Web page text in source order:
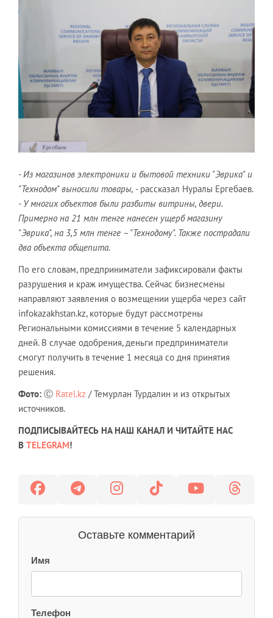
- Из магазинов электроники и бытовой техники "Эврика" и
"Технодом" выносили товары, - рассказал Нуралы Ергебаев.
- У многих объектов были разбиты витрины, двери.
Примерно на 21 млн тенге нанесен ущерб магазину
"Эврика", на 3,5 млн тенге – "Технодому". Также пострадали
два объекта общепита.
По его словам, предприниматели зафиксировали факты
разрушения и краж имущества. Сейчас бизнесмены
направляют заявления о возмещении ущерба через сайт
infokazakhstan.kz, которые будут рассмотрены
Региональными комиссиями в течение 5 календарных
дней. В случае одобрения, деньги предприниматели
смогут получить в течение 1 месяца со дня принятия
решения.
Фото: Ⓒ Ratel.kz / Темурлан Турдалин и из открытых
источников.
ПОДПИСЫВАЙТЕСЬ НА НАШ КАНАЛ И ЧИТАЙТЕ НАС
В TELEGRAM!
Оставьте комментарий
Имя
Телефон